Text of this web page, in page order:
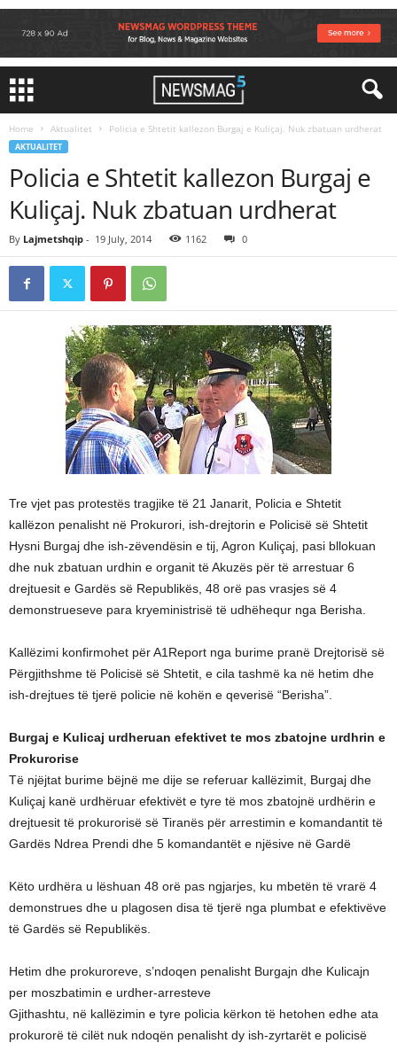
Home Aktualitet Policia e Shtetit kallezon Burgaj e Kuliçaj. Nuk zbatuan urdherat
AKTUALITET
Policia e Shtetit kallezon Burgaj e
Kuliçaj. Nuk zbatuan urdherat
By Lajmetshqip - 19 July, 2014 1162 0
Tre vjet pas protestës tragjike të 21 Janarit, Policia e Shtetit
kallëzon penalisht në Prokurori, ish-drejtorin e Policisë së Shtetit
Hysni Burgaj dhe ish-zëvendësin e tij, Agron Kuliçaj, pasi bllokuan
dhe nuk zbatuan urdhin e organit të Akuzës për të arrestuar 6
drejtuesit e Gardës së Republikës, 48 orë pas vrasjes së 4
demonstrueseve para kryeministrisë të udhëhequr nga Berisha.
Kallëzimi konfirmohet për A1Report nga burime pranë Drejtorisë së
Përgjithshme të Policisë së Shtetit, e cila tashmë ka në hetim dhe
ish-drejtues të tjerë policie në kohën e qeverisë “Berisha”.
Burgaj e Kulicaj urdheruan efektivet te mos zbatojne urdhrin e
Prokurorise
Të njëjtat burime bëjnë me dije se referuar kallëzimit, Burgaj dhe
Kuliçaj kanë urdhëruar efektivët e tyre të mos zbatojnë urdhërin e
drejtuesit të prokurorisë së Tiranës për arrestimin e komandantit të
Gardës Ndrea Prendi dhe 5 komandantët e njësive në Gardë
Këto urdhëra u lëshuan 48 orë pas ngjarjes, ku mbetën të vrarë 4
demonstrues dhe u plagosen disa të tjerë nga plumbat e efektivëve
të Gardës së Republikës.
Hetim dhe prokuroreve, s’ndoqen penalisht Burgajn dhe Kulicajn
per moszbatimin e urdher-arresteve
Gjithashtu, në kallëzimin e tyre policia kërkon të hetohen edhe ata
prokurorë të cilët nuk ndoqën penalisht dy ish-zyrtarët e policisë